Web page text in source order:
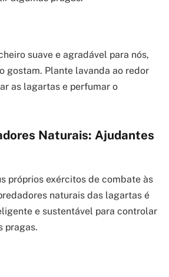
suave e agradável para nós,
gostam. Plante lavanda ao redor
as lagartas e perfumar o
Naturais: Ajudantes
próprios exércitos de combate às
naturais das lagartas é
e sustentável para controlar
pragas.